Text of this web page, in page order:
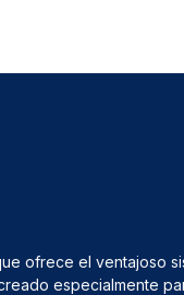
ofrece el ventajoso
especialmente